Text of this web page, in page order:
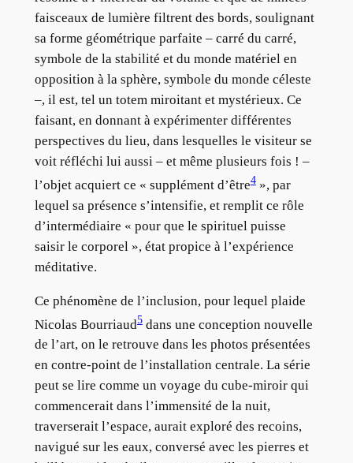
faisceaux de lumière filtrent des bords, soulignant
sa forme géométrique parfaite – carré du carré,
symbole de la stabilité et du monde matériel en
opposition à la sphère, symbole du monde céleste
–, il est, tel un totem miroitant et mystérieux. Ce
faisant, en donnant à expérimenter différentes
perspectives du lieu, dans lesquelles le visiteur se
voit réfléchi lui aussi – et même plusieurs fois ! –
l’objet acquiert ce « supplément d’être4», par
lequel sa présence s’intensifie, et remplit ce rôle
d’intermédiaire « pour que le spirituel puisse
saisir le corporel », état propice à l’expérience
méditative.
Ce phénomène de l’inclusion, pour lequel plaide
Nicolas Bourriaud5dans une conception nouvelle
de l’art, on le retrouve dans les photos présentées
en contre-point de l’installation centrale. La série
peut se lire comme un voyage du cube-miroir qui
commencerait dans l’immensité de la nuit,
traverserait l’espace, aurait exploré des recoins,
navigué sur les eaux, conversé avec les pierres et